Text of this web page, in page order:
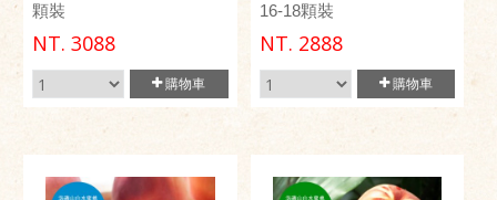
顆裝
NT.3088
購物車
16-18顆裝
NT. 2888
購物車